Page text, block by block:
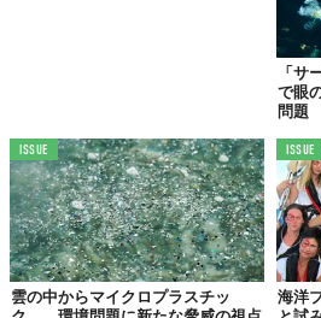
タピオカの
「キャッサバ」でで
「サ
で眼
問題
ISSUE
雲の中からマイクロプラスチッ
ISSUE
海洋